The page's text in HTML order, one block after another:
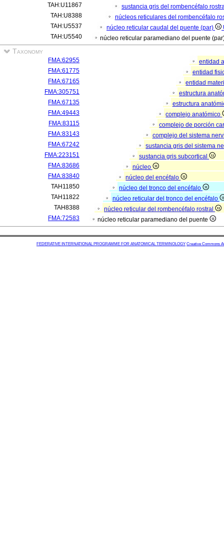
TAH:U11867
sustancia gris del rombencéfalo
TAH:U8388
núcleos reticulares del rombencéfalo
TAH:U5537
núcleo reticular caudal del puente (par)
TAH:U5540
núcleo reticular paramediano del puente
Taxonomy
FMA:62955
entidad
FMA:61775
entidad
FMA:67165
entidad
FMA:305751
estructura
FMA:67135
estructura
FMA:49443
complejo anatómico
FMA:83115
complejo de porción
FMA:83143
complejo del sistema
FMA:67242
sustancia gris del sistema
FMA:223151
sustancia gris subcortical
FMA:83686
núcleo
FMA:83840
núcleo del encéfalo
TAH11850
núcleo del tronco del encéfalo
TAH11822
núcleo reticular del tronco del encéfalo
TAH8388
núcleo reticular del rombencéfalo rostral
FMA:72583
núcleo reticular paramediano del puente
FEDERATIVE INTERNATIONAL PROGRAMME FOR ANATOMICAL TERMINOLOGY Creative Commons